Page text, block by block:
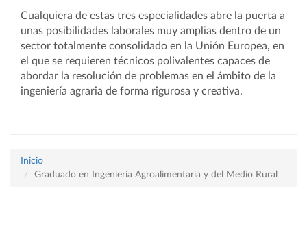
Cualquiera de estas tres especialidades abre la puerta a
unas posibilidades laborales muy amplias dentro de un
sector totalmente consolidado en la Unión Europea, en
el que se requieren técnicos polivalentes capaces de
abordar la resolución de problemas en el ámbito de la
ingeniería agraria de forma rigurosa y creativa.
Inicio
Graduado en Ingeniería Agroalimentaria y del Medio Rural